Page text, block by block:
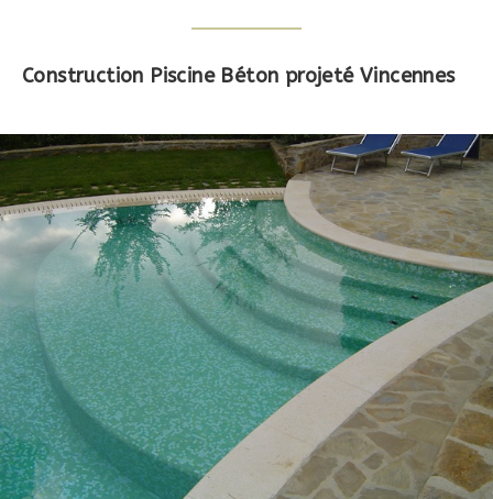
Construction Piscine Béton projeté Vincennes